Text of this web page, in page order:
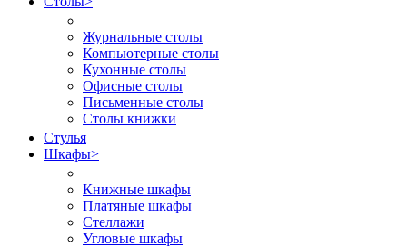
Журнальные столы
Компьютерные столы
Кухонные столы
Офисные столы
Письменные столы
Столы книжки
Стулья
Шкафы>
Книжные шкафы
Платяные шкафы
Стеллажи
Угловые шкафы